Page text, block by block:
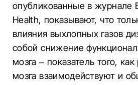
опубликованные в журнале
Health, показывают, что
влияния выхлопных газов
собой снижение
мозга – показатель того,
мозга взаимодействуют и